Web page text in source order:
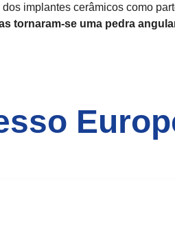
implantes cerâmicos como
tornaram-se uma pedra